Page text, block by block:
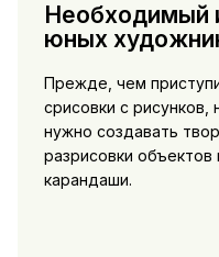
Необходимый
юных
Прежде, чем
срисовки с
нужно создавать
разрисовки
карандаши.